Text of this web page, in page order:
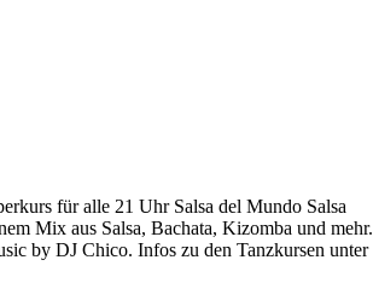
für alle 21 Uhr Salsa del Mundo Salsa
Mix aus Salsa, Bachata, Kizomba und mehr.
by DJ Chico. Infos zu den Tanzkursen unter